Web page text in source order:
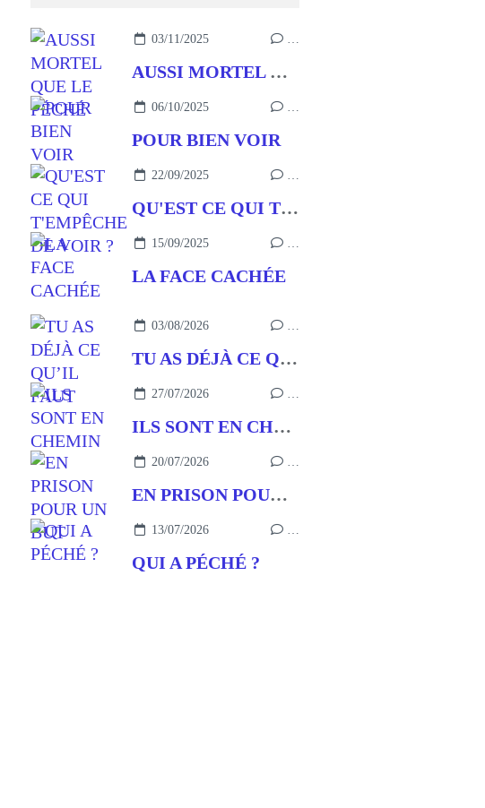
03/11/2025 …
AUSSI MORTEL QUE LE PÉCHÉ
06/10/2025 …
POUR BIEN VOIR
22/09/2025 …
QU'EST CE QUI T'EMPÊCHE DE VOIR ?
15/09/2025 …
LA FACE CACHÉE
03/08/2026 …
TU AS DÉJÀ CE QU’IL FAUT
27/07/2026 …
ILS SONT EN CHEMIN
20/07/2026 …
EN PRISON POUR UN BUT
13/07/2026 …
QUI A PÉCHÉ ?